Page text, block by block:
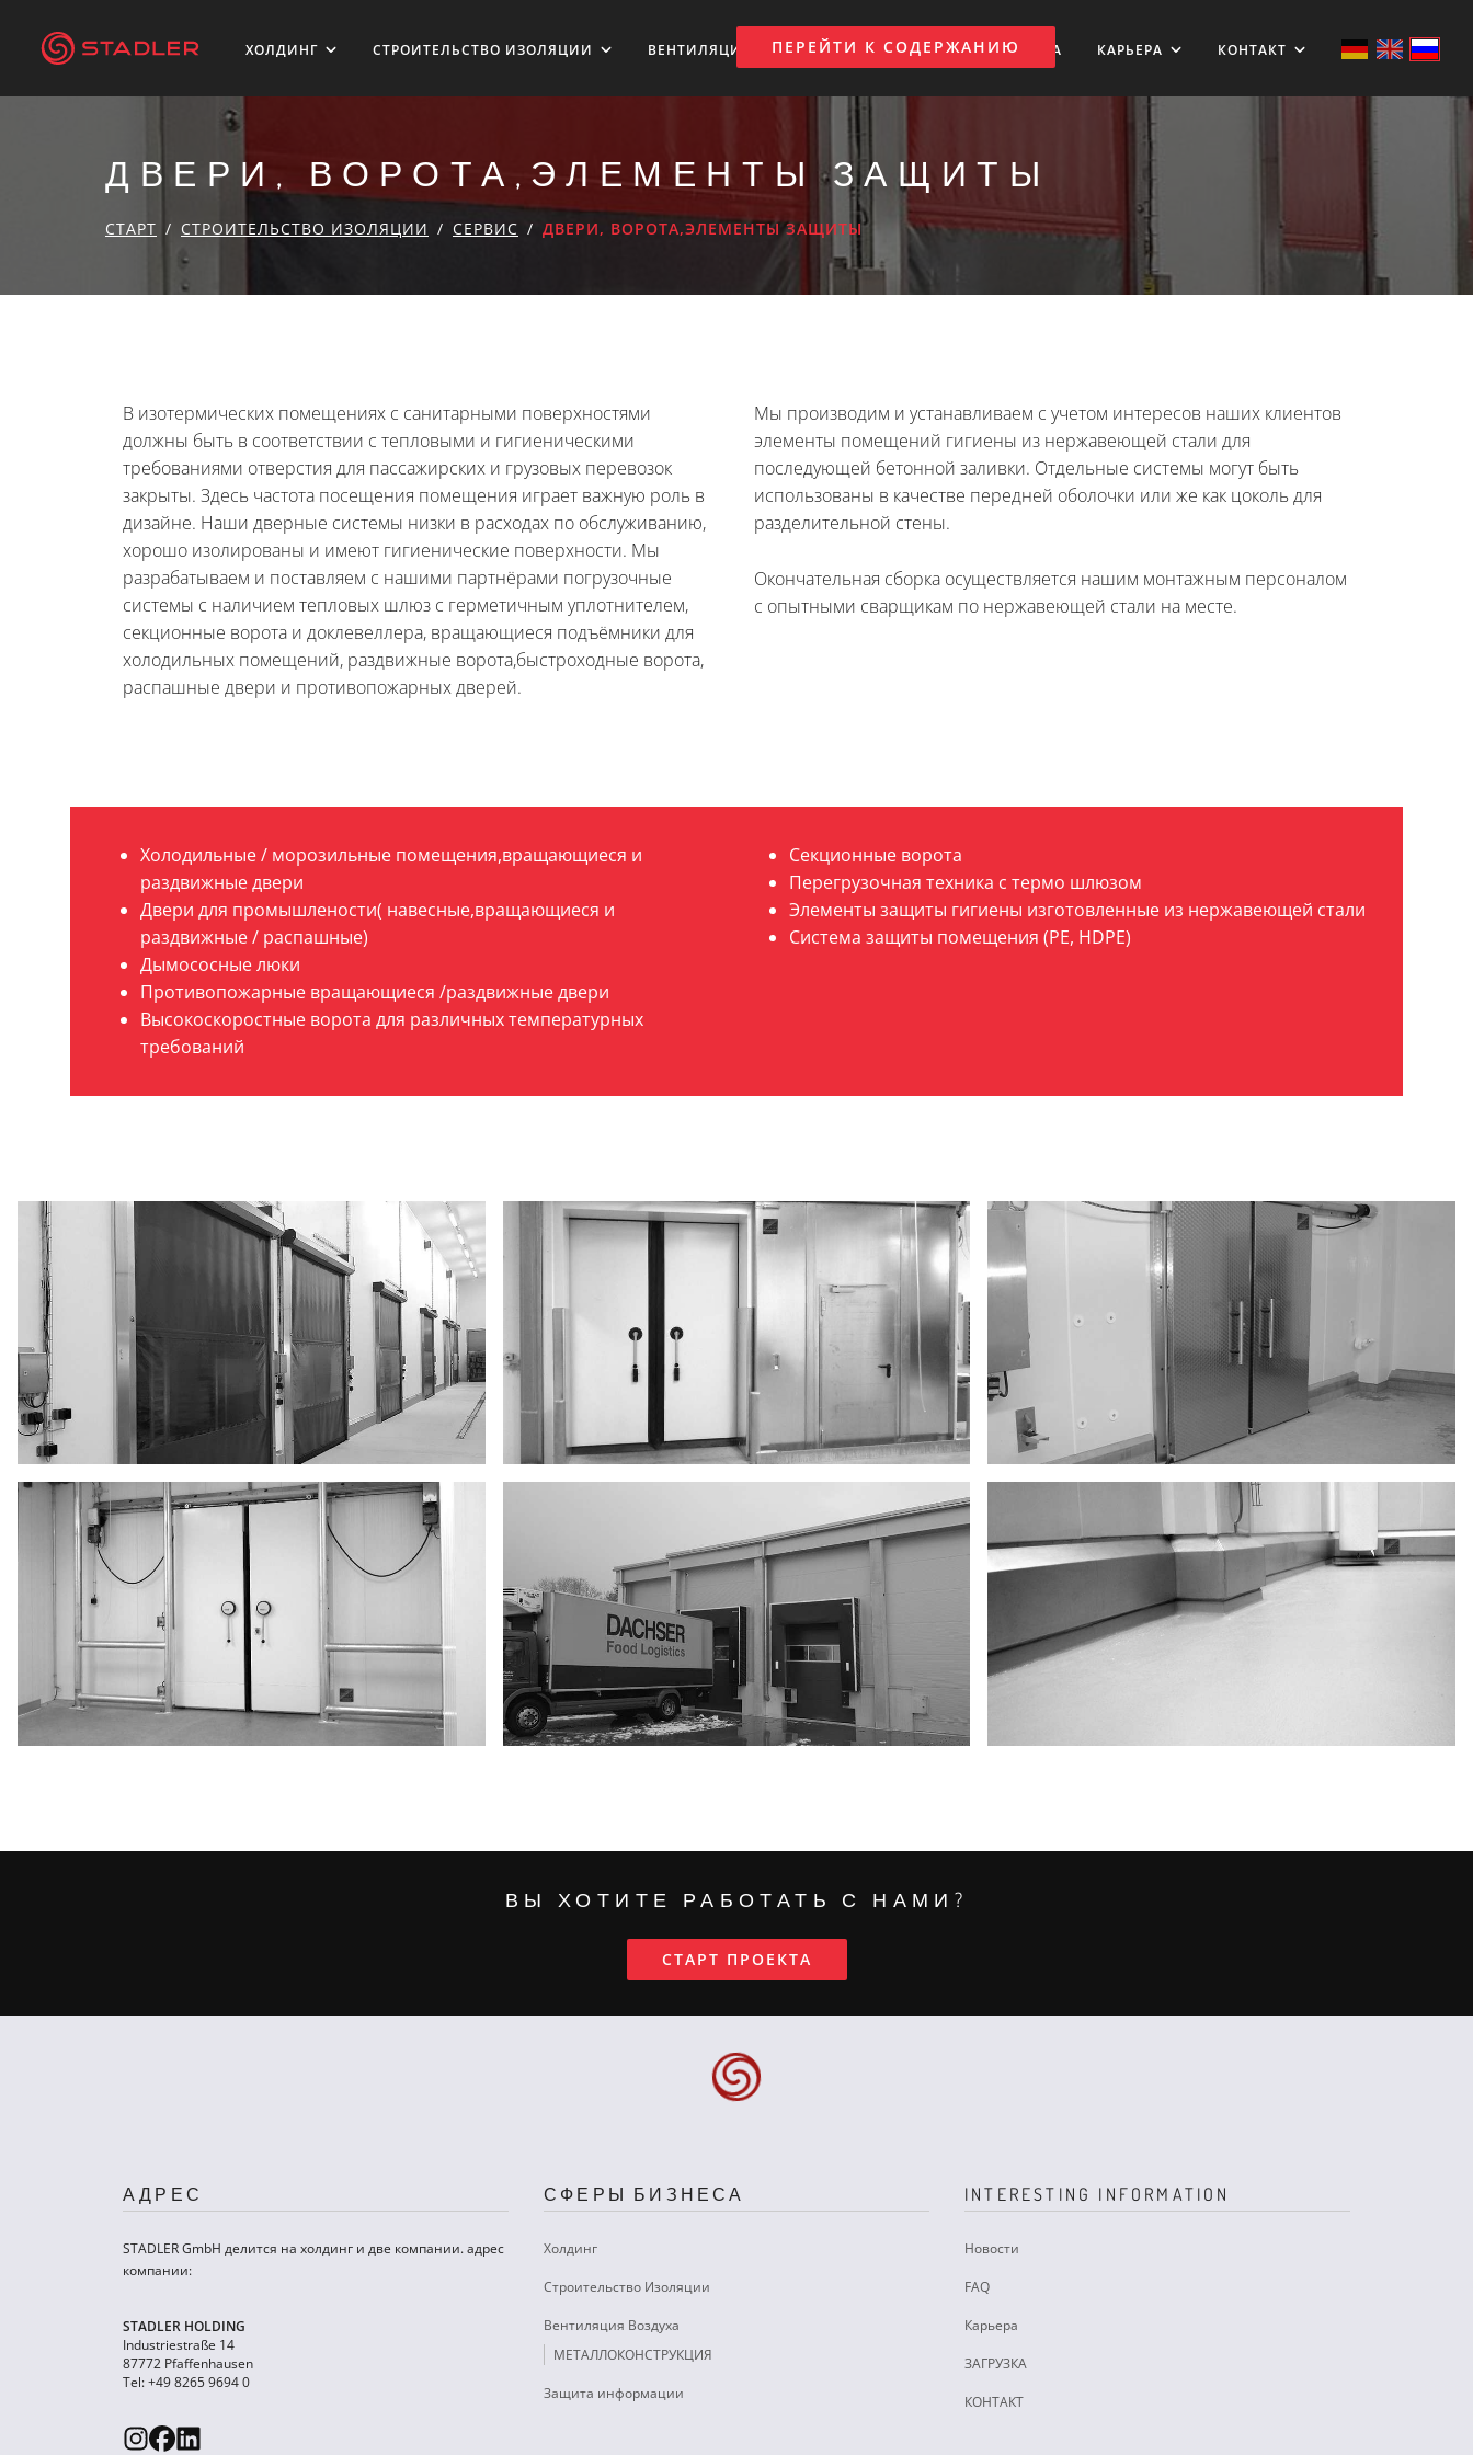
ПЕРЕЙТИ К СОДЕРЖАНИЮ
ХОЛДИНГ СТРОИТЕЛЬСТВО ИЗОЛЯЦИИ ВЕНТИЛЯЦИЯ ВОЗДУХА НОВОСТИ ЗАГРУЗКА КАРЬЕРА КОНТАКТ
ДВЕРИ, ВОРОТА,ЭЛЕМЕНТЫ ЗАЩИТЫ
СТАРТ СТРОИТЕЛЬСТВО ИЗОЛЯЦИИ СЕРВИС ДВЕРИ, ВОРОТА,ЭЛЕМЕНТЫ ЗАЩИТЫ
В изотермических помещениях с санитарными поверхностями
должны быть в соответствии с тепловыми и гигиеническими
требованиями отверстия для пассажирских и грузовых перевозок
закрыты. Здесь частота посещения помещения играет важную роль в
дизайне. Наши дверные системы низки в расходах по обслуживанию,
хорошо изолированы и имеют гигиенические поверхности. Мы
разрабатываем и поставляем с нашими партнёрами погрузочные
системы с наличием тепловых шлюз с герметичным уплотнителем,
секционные ворота и доклевеллера, вращающиеся подъёмники для
холодильных помещений, раздвижные ворота,быстроходные ворота,
распашные двери и противопожарных дверей.
Мы производим и устанавливаем с учетом интересов наших клиентов
элементы помещений гигиены из нержавеющей стали для
последующей бетонной заливки. Отдельные системы могут быть
использованы в качестве передней оболочки или же как цоколь для
разделительной стены.
Окончательная сборка осуществляется нашим монтажным персоналом
с опытными сварщикам по нержавеющей стали на месте.
Холодильные / морозильные помещения,вращающиеся и
раздвижные двери
Двери для промышлености( навесные,вращающиеся и
раздвижные / распашные)
Дымососные люки
Противопожарные вращающиеся /раздвижные двери
Высокоскоростные ворота для различных температурных
требований
Секционные ворота
Перегрузочная техника с термо шлюзом
Элементы защиты гигиены изготовленные из нержавеющей стали
Система защиты помещения (PE, HDPE)
ВЫ ХОТИТЕ РАБОТАТЬ С НАМИ?
СТАРТ ПРОЕКТА
АДРЕС
STADLER GmbH делится на холдинг и две компании. адрес
компании:
STADLER HOLDING
Industriestraße 14
87772 Pfaffenhausen
Tel: +49 8265 9694 0
СФЕРЫ БИЗНЕСА
Холдинг
Строительство Изоляции
Вентиляция Воздуха
МЕТАЛЛОКОНСТРУКЦИЯ
Защита информации
INTERESTING INFORMATION
Новости
FAQ
Карьера
ЗАГРУЗКА
КОНТАКТ